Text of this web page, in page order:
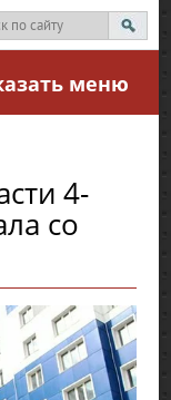
меню
4-
со